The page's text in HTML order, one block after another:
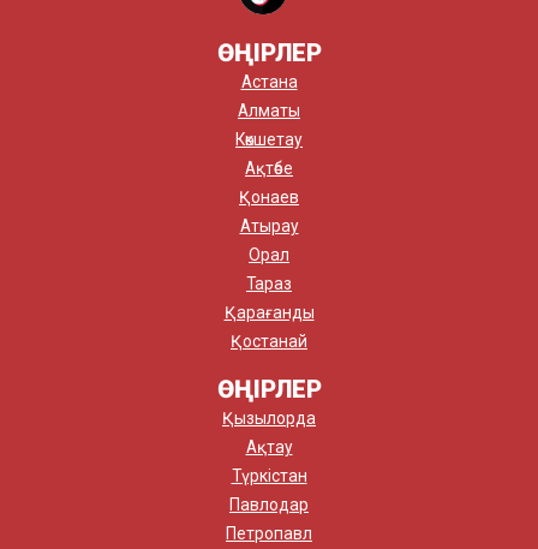
ӨҢІРЛЕР
Астана
Алматы
Көкшетау
Ақтөбе
Қонаев
Атырау
Орал
Тараз
Қарағанды
Қостанай
ӨҢІРЛЕР
Қызылорда
Ақтау
Түркістан
Павлодар
Петропавл